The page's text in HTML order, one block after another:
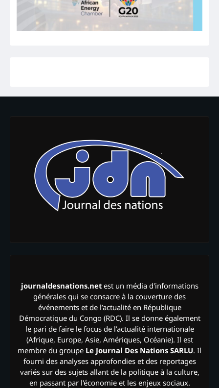
journaldesnations.netest un média d'informations
générales qui se consacre à la couverture des
événements et de l’actualité en République
Démocratique du Congo (RDC). Il se donne également
le pari de faire le focus de l’actualité internationale
(Afrique, Europe, Asie, Amériques, Océanie). Il est
membre du groupe Le Journal Des Nations SARLU. Il
fourni des analyses approfondies et des reportages
variés sur des sujets allant de la politique à la culture,
en passant par l'économie et les enjeux sociaux.